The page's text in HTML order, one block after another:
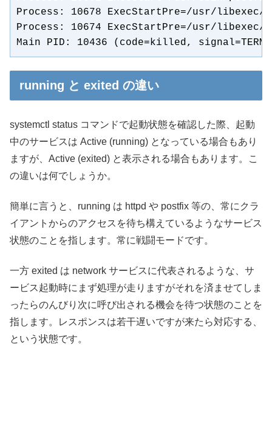
Process: 10678 ExecStartPre=/usr/libexec/
Process: 10674 ExecStartPre=/usr/libexec/
Main PID: 10436 (code=killed, signal=TERM)
running と exited の違い
systemctl status コマンドで起動状態を確認した際、起動
中のサービスは Active (running) となっている場合もあり
ますが、Active (exited) と表示される場合もあります。こ
の違いは何でしょうか。
簡単に言うと、running は httpd や postfix 等の、常にクラ
イアントからのアクセスを待ち構えているようなサービス
状態のことを指します。常に戦闘モードです。
一方 exited は network サービスに代表されるような、サ
ービス起動時にまず処理が走りますがそれを済ませてしま
ったらのんびり次に呼び出される機会を待つ状態のことを
指します。レスポンスは若干遅いですが来たら対応する、
という状態です。